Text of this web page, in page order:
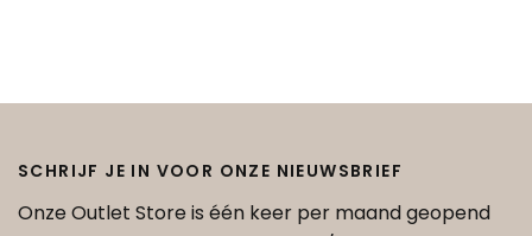
SCHRIJF JE IN VOOR ONZE NIEUWSBRIEF
Onze Outlet Store is één keer per maand geopend